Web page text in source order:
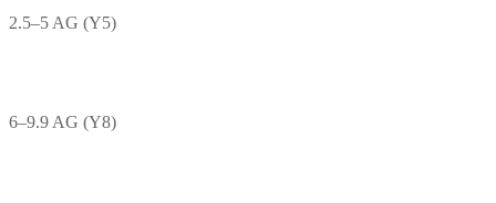
2.5–5 AG (Y5)
6–9.9 AG (Y8)